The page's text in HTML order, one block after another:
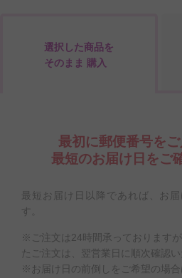
選択した商品を
そのまま 購入
最初に郵便番号をご
最短のお届け日をご
最短お届け日以降であれば、お
す。
※ご注文は24時間承っております
たご注文は、翌営業日に順次確認い
※お届け日の前倒しをご希望の場合